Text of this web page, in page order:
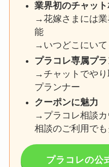
業界初のチャッ
→花嫁さまには
能
→いつどこにいて
プラコレ専属プ
→チャットでや
プランナー
クーポンに魅力
→プラコレ相談
相談のご利用で
プラコレの公